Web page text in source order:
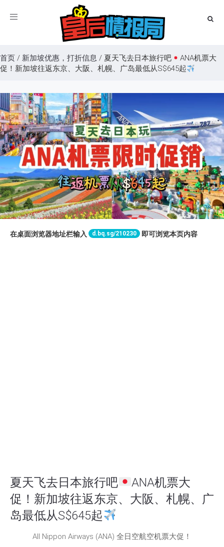
Toggle
首页 / 新加坡优惠，打折信息 / 夏天飞去日本旅行吧
ANA机票大
促！新加坡往返东京、大阪、札幌、广岛最低从S$645起
在桌面浏览器地址栏输入 d.bq.sg/210230 即可浏览本页内容
夏天飞去日本旅行吧
ANA机票大
促！新加坡往返东京、大阪、札幌、广
岛最低从S$645起
All Nippon Airways (ANA) 全日空航空机票大促！